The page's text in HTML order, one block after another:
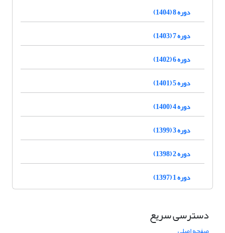
دوره 8 (1404)
دوره 7 (1403)
دوره 6 (1402)
دوره 5 (1401)
دوره 4 (1400)
دوره 3 (1399)
دوره 2 (1398)
دوره 1 (1397)
دسترسی سریع